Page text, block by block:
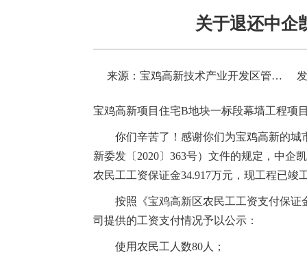
关于退还中企
来源：宝鸡高新技术产业开发区管理委员会
宝鸡高新项目住宅B地块一标段幕墙工程项
你们辛苦了！感谢你们为宝鸡高新的
新委发〔2020〕363号）文件的规定，中企
农民工工资保证金34.917万元，现工程已竣
按照《宝鸡高新区农民工工资支付保证
司提供的工资支付情况予以公示：
使用农民工人数80人；